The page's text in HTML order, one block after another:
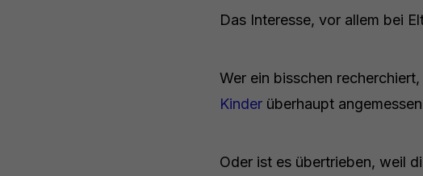
Das Interesse, vor allem bei
Wer ein bisschen
Kinder überhaupt
Oder ist es übertrieben, weil